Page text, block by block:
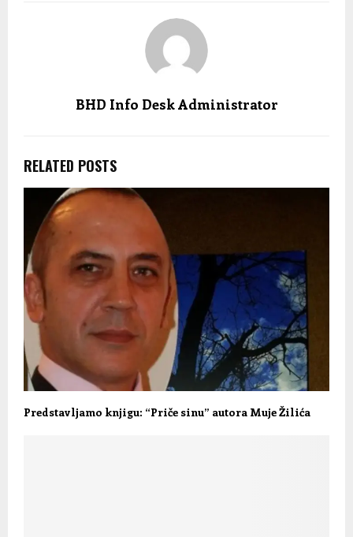
BHD Info Desk Administrator
RELATED POSTS
Predstavljamo knjigu: “Priče sinu” autora Muje Žilića